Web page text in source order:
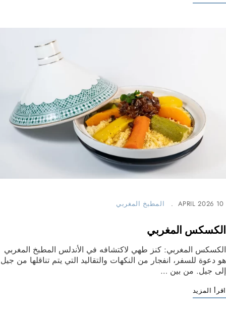
10 APRIL 2026 المطبخ المغربي
الكسكس المغربي
الكسكس المغربي: كنز طهي لاكتشافه في الأندلس المطبخ المغربي
هو دعوة للسفر، انفجار من النكهات والتقاليد التي يتم تناقلها من جيل
إلى جيل. من بين …
اقرأ المزيد